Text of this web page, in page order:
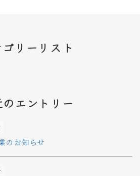
ゴリーリスト
エントリー
のお知らせ